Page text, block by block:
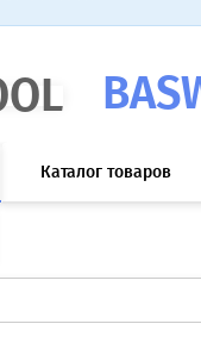
Каталог товаров